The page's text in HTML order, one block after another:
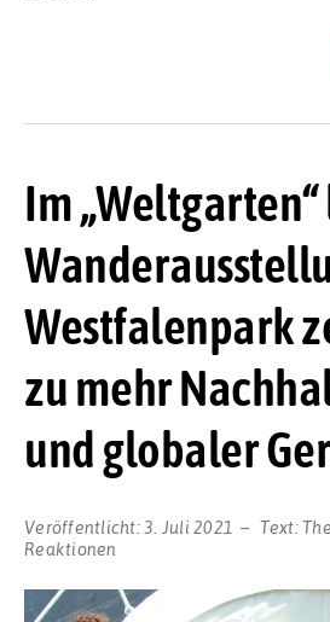
Im
Westfalenpark
zu mehr
und globaler
Veröffentlicht:3. Juli 2021 Text:
Reaktionen